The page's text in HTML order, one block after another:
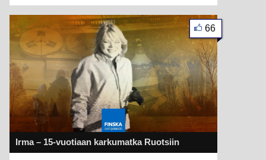
Irma – 15-vuotiaan karkumatka Ruotsiin
66